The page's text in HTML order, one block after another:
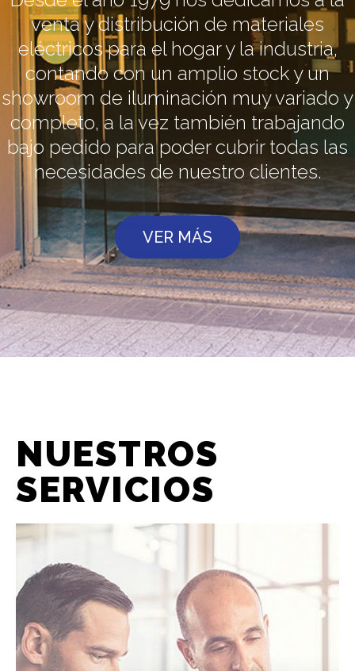
venta y distribución de materiales
eléctricos para el hogar y la industria,
contando con un amplio stock y un
showroom de iluminación muy variado y
completo, a la vez también trabajando
bajo pedido para poder cubrir todas las
necesidades de nuestro clientes.
VER MÁS
NUESTROS
SERVICIOS